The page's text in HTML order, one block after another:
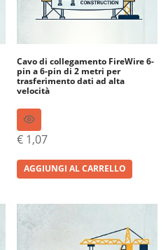
Cavo di collegamento FireWire 6-
pin a 6-pin di 2 metri per
trasferimento dati ad alta
velocità
€ 1,07
AGGIUNGI AL CARRELLO